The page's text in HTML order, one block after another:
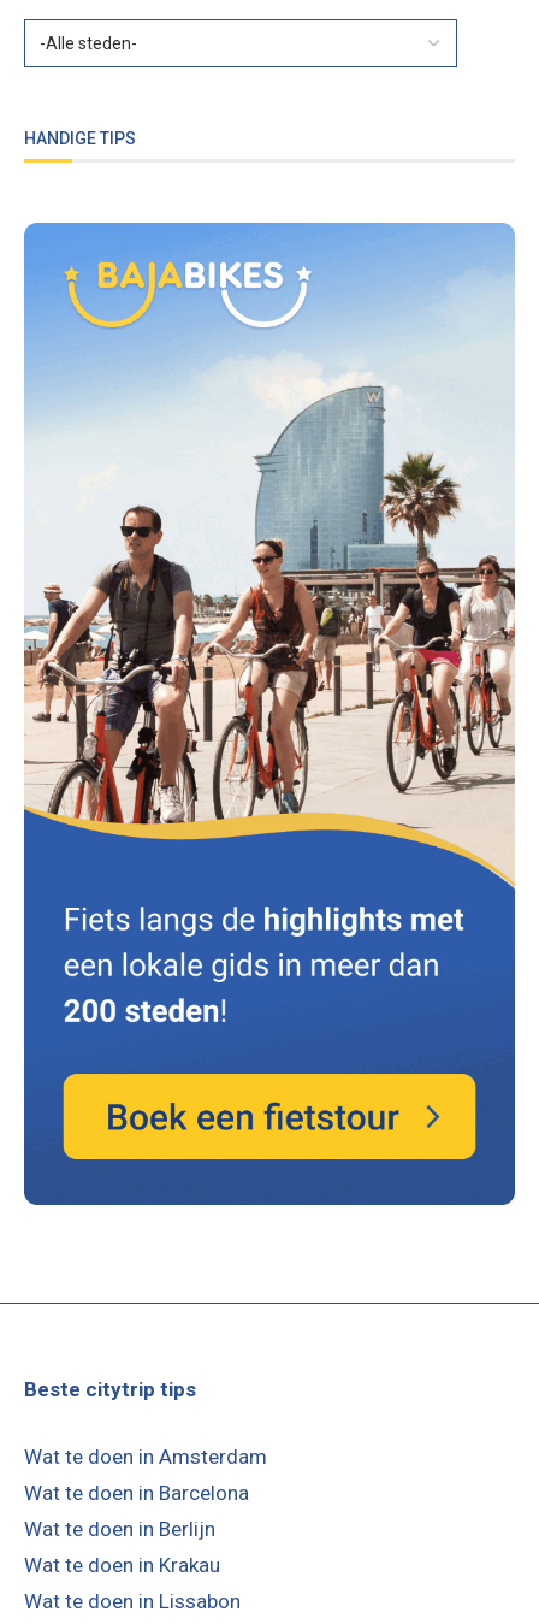
HANDIGE TIPS
Beste citytrip tips
Wat te doen in Amsterdam
Wat te doen in Barcelona
Wat te doen in Berlijn
Wat te doen in Krakau
Wat te doen in Lissabon